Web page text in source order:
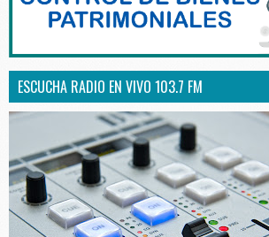
ESCUCHA RADIO EN VIVO 103.7 FM